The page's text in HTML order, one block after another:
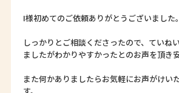
I様初めてのご依頼ありがとうございました。
しっかりとご相談くださったので、ていね
ましたがわかりやすかったとのお声を頂き
また何かありましたらお気軽にお声がけい
す。